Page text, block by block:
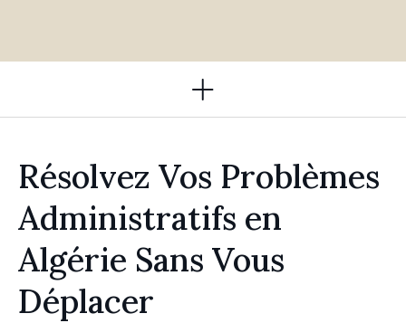
Domaines d'Intervention
Résolvez Vos Problèmes
Administratifs en
Algérie Sans Vous
Déplacer